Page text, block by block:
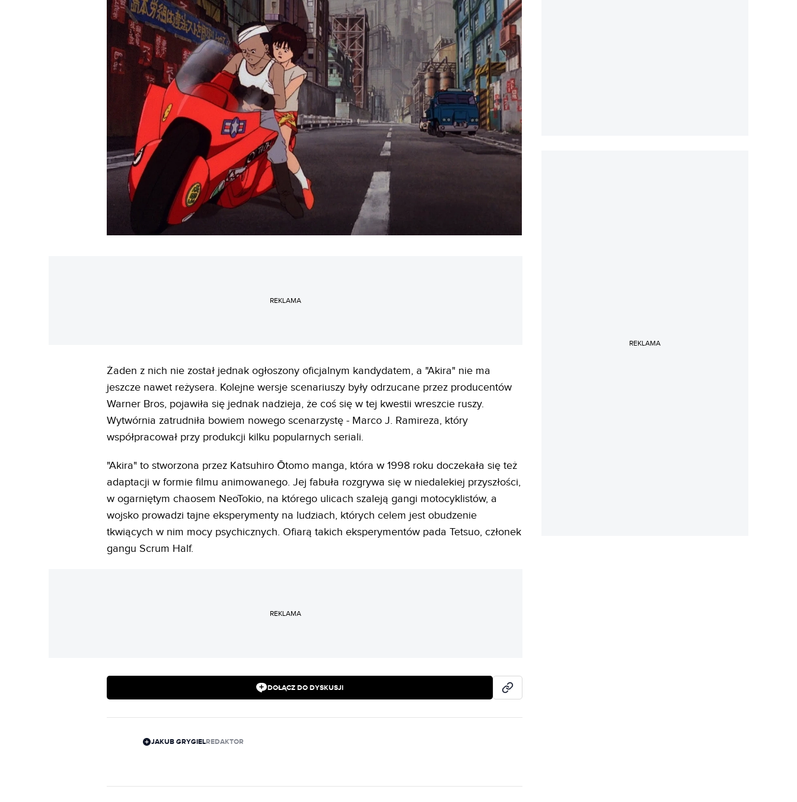
REKLAMA
Żaden z nich nie został jednak ogłoszony oficjalnym kandydatem, a "Akira" nie ma
jeszcze nawet reżysera. Kolejne wersje scenariuszy były odrzucane przez producentów
Warner Bros, pojawiła się jednak nadzieja, że coś się w tej kwestii wreszcie ruszy.
Wytwórnia zatrudniła bowiem nowego scenarzystę - Marco J. Ramireza, który
współpracował przy produkcji kilku popularnych seriali.
"Akira" to stworzona przez Katsuhiro Ōtomo manga, która w 1998 roku doczekała się też
adaptacji w formie filmu animowanego. Jej fabuła rozgrywa się w niedalekiej przyszłości,
w ogarniętym chaosem NeoTokio, na którego ulicach szaleją gangi motocyklistów, a
wojsko prowadzi tajne eksperymenty na ludziach, których celem jest obudzenie
tkwiących w nim mocy psychicznych. Ofiarą takich eksperymentów pada Tetsuo, członek
gangu Scrum Half.
REKLAMA
DOŁĄCZ DO DYSKUSJI
JAKUB GRYGIELREDAKTOR
REKLAMA